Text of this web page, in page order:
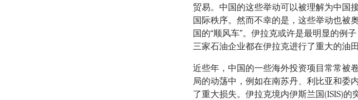
贸易。中国的这些举动可以被理解为中国
国际秩序。然而不幸的是，这些举动也被
国的“顺风车”。伊拉克或许是最明显的例
三家石油企业都在伊拉克进行了重大的油田
近些年，中国的一些海外投资项目常常被
局的动荡中，例如在南苏丹、利比亚和委
了重大损失。伊拉克境内伊斯兰国(ISIS)